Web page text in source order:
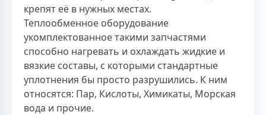
крепят её в нужных местах.
Теплообменное оборудование
укомплектованное такими запчастями
способно нагревать и охлаждать жидкие и
вязкие составы, с которыми стандартные
уплотнения бы просто разрушились. К ним
относятся: Пар, Кислоты, Химикаты, Морская
вода и прочие.